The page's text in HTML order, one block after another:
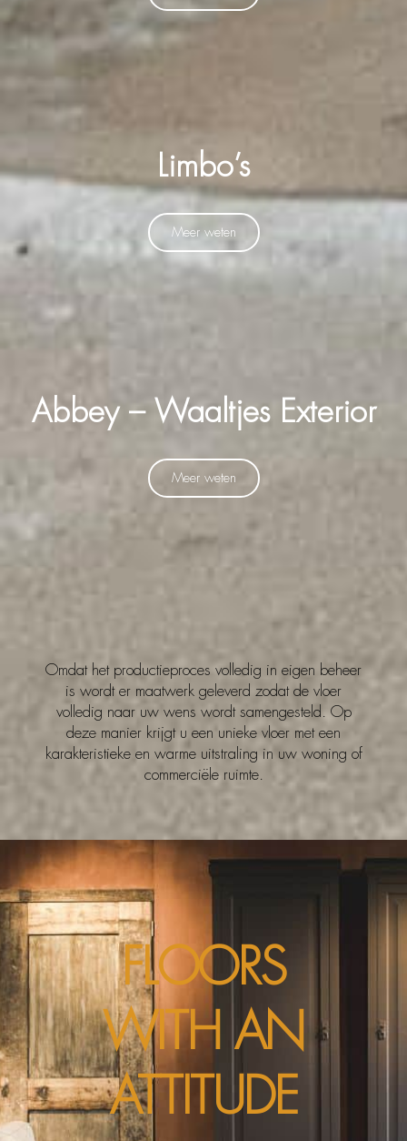
Limbo’s
Meer weten
Abbey – Waaltjes Exterior
Meer weten
Omdat het productieproces volledig in eigen beheer
is wordt er maatwerk geleverd zodat de vloer
volledig naar uw wens wordt samengesteld. Op
deze manier krijgt u een unieke vloer met een
karakteristieke en warme uitstraling in uw woning of
commerciële ruimte.
FLOORS
WITH AN
ATTITUDE